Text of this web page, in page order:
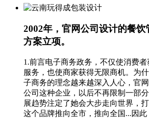
2002年，官网公司设计的餐饮
方案立项。
1.前言电子商务政务，不仅使消费
服务，也使商家获得无限商机。为
子商务的理念越来越深入人心，官
公司这种企业，以后不再限制一部
展趋势注定了她会大步走向世界，
这个品牌推向全市，推向全国...因